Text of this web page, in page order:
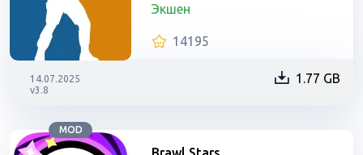
Экшен
14195
14.07.2025
v3.8
1.77 GB
MOD